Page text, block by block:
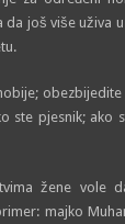
još više uživa
ste pjesnik; ako
žene vole
majko